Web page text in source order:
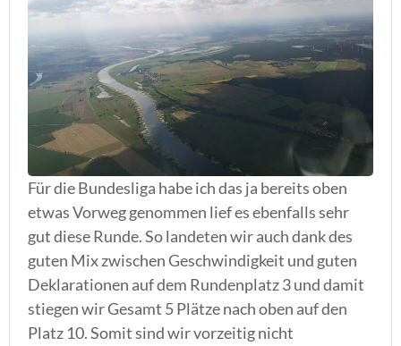
Für die Bundesliga habe ich das ja bereits oben
etwas Vorweg genommen lief es ebenfalls sehr
gut diese Runde. So landeten wir auch dank des
guten Mix zwischen Geschwindigkeit und guten
Deklarationen auf dem Rundenplatz 3 und damit
stiegen wir Gesamt 5 Plätze nach oben auf den
Platz 10. Somit sind wir vorzeitig nicht